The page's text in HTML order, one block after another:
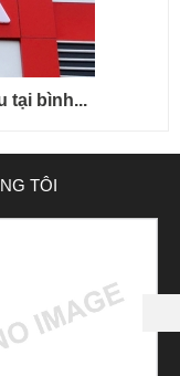
tại bình...
TÔI
next